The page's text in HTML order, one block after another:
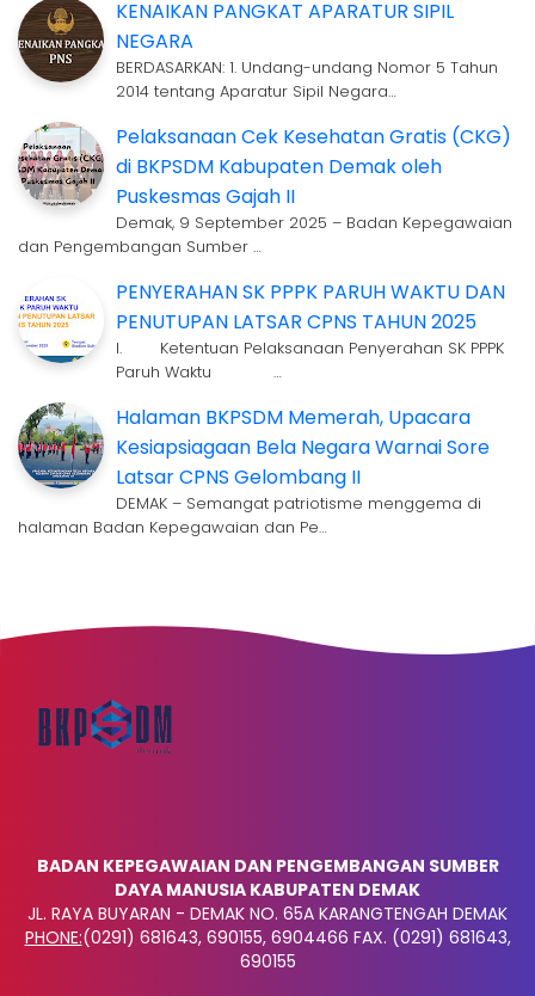
KENAIKAN PANGKAT APARATUR SIPIL
NEGARA
BERDASARKAN: 1. Undang-undang Nomor 5 Tahun
2014 tentang Aparatur Sipil Negara…
Pelaksanaan Cek Kesehatan Gratis (CKG)
di BKPSDM Kabupaten Demak oleh
Puskesmas Gajah II
Demak, 9 September 2025 – Badan Kepegawaian
dan Pengembangan Sumber …
PENYERAHAN SK PPPK PARUH WAKTU DAN
PENUTUPAN LATSAR CPNS TAHUN 2025
I. Ketentuan Pelaksanaan Penyerahan SK PPPK
Paruh Waktu …
Halaman BKPSDM Memerah, Upacara
Kesiapsiagaan Bela Negara Warnai Sore
Latsar CPNS Gelombang II
DEMAK – Semangat patriotisme menggema di
halaman Badan Kepegawaian dan Pe…
BADAN KEPEGAWAIAN DAN PENGEMBANGAN SUMBER
DAYA MANUSIA KABUPATEN DEMAK
JL. RAYA BUYARAN - DEMAK NO. 65A KARANGTENGAH DEMAK
PHONE:(0291) 681643, 690155, 6904466 FAX. (0291) 681643,
690155